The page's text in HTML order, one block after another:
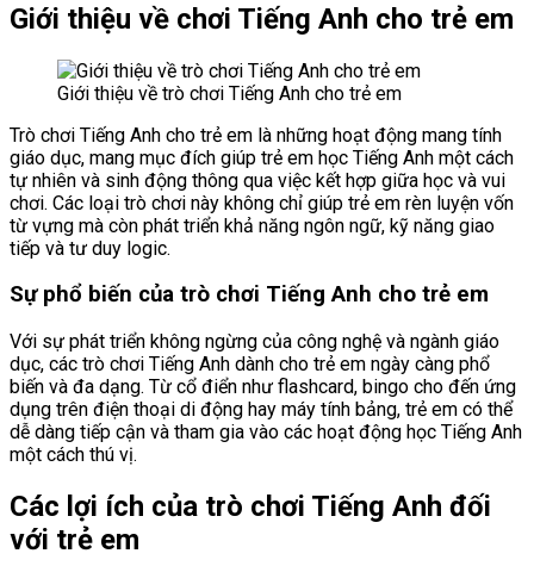
Giới thiệu về chơi Tiếng Anh cho trẻ em
Giới thiệu về trò chơi Tiếng Anh cho trẻ em
Trò chơi Tiếng Anh cho trẻ em là những hoạt động mang tính
giáo dục, mang mục đích giúp trẻ em học Tiếng Anh một cách
tự nhiên và sinh động thông qua việc kết hợp giữa học và vui
chơi. Các loại trò chơi này không chỉ giúp trẻ em rèn luyện vốn
từ vựng mà còn phát triển khả năng ngôn ngữ, kỹ năng giao
tiếp và tư duy logic.
Sự phổ biến của trò chơi Tiếng Anh cho trẻ em
Với sự phát triển không ngừng của công nghệ và ngành giáo
dục, các trò chơi Tiếng Anh dành cho trẻ em ngày càng phổ
biến và đa dạng. Từ cổ điển như flashcard, bingo cho đến ứng
dụng trên điện thoại di động hay máy tính bảng, trẻ em có thể
dễ dàng tiếp cận và tham gia vào các hoạt động học Tiếng Anh
một cách thú vị.
Các lợi ích của trò chơi Tiếng Anh đối
với trẻ em